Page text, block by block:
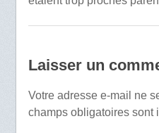
Laisser un
Votre adresse e-mail ne
champs obligatoires sont